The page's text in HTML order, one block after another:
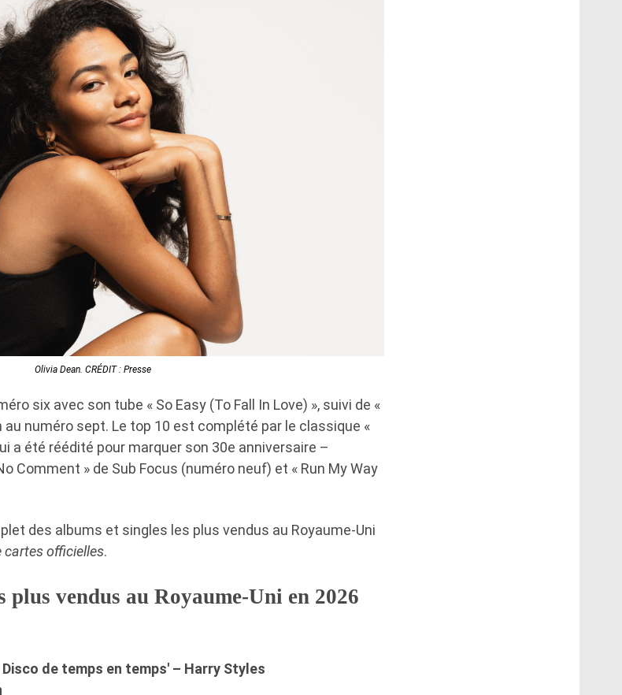
Olivia Dean. CRÉDIT : Presse
six avec son tube « So Easy (To Fall In Love) », suivi de «
au numéro sept. Le top 10 est complété par le classique «
a été réédité pour marquer son 30e anniversaire –
Comment » de Sub Focus (numéro neuf) et « Run My Way
des albums et singles les plus vendus au Royaume-Uni
cartes officielles.
plus vendus au Royaume-Uni en 2026
de temps en temps' – Harry Styles